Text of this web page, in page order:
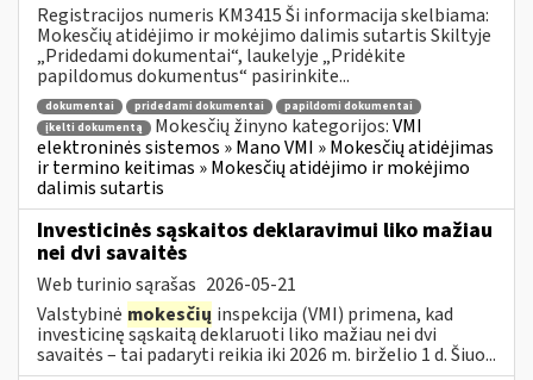
Registracijos numeris KM3415 Ši informacija skelbiama:
Mokesčių atidėjimo ir mokėjimo dalimis sutartis Skiltyje
„Pridedami dokumentai“, laukelyje „Pridėkite
papildomus dokumentus“ pasirinkite...
dokumentai pridedami dokumentai
papildomi dokumentai
įkelti dokumentą
Mokesčių žinyno kategorijos:VMI
elektroninės sistemos » Mano VMI » Mokesčių atidėjimas
ir termino keitimas » Mokesčių atidėjimo ir mokėjimo
dalimis sutartis
Investicinės sąskaitos deklaravimui liko mažiau
nei dvi savaitės
Web turinio sąrašas 2026-05-21
Valstybinė mokesčių inspekcija (VMI) primena, kad
investicinę sąskaitą deklaruoti liko mažiau nei dvi
savaitės – tai padaryti reikia iki 2026 m. birželio 1 d. Šiuo...